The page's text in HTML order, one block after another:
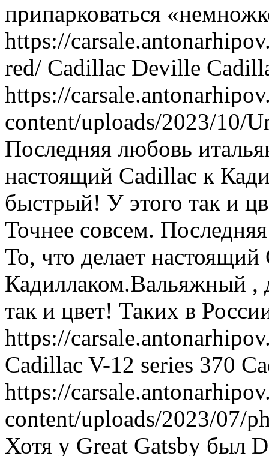
припарковаться
https://
red/ Cadillac Deville
https://
content/uploads/2023/10/
Последняя любовь
настоящий Cadillac к
быстрый! У этого так и
Точнее совсем.
То, что делает
Кадиллаком.Вальяжный ,
так и цвет! Таких в
https://
Cadillac V-12 series 370
https://
content/uploads/2023/07/
Хотя у Great Gatsby был